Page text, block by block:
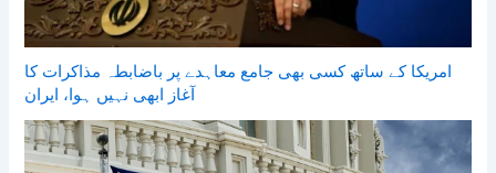
امریکا کے ساتھ کسی بھی جامع معاہدے پر باضابطہ مذاکرات کا
آغاز ابھی نہیں ہوا، ایران